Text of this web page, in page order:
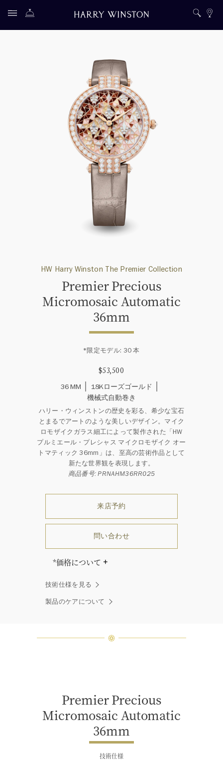
HW Harry Winston The Premier Collection
Premier Precious
Micromosaic Automatic
36mm
*限定モデル: 30 本
$53,500
36 MM
18Kローズゴールド
機械式自動巻き
ハリー・ウィンストンの歴史を彩る、希少な宝石
とまるでアートのような美しいデザイン。マイク
ロモザイクガラス細工によって製作された「HW
プルミエール・プレシャス マイクロモザイク オー
トマティック 36mm」は、至高の芸術作品として
新たな世界観を表現します。
商品番号: PRNAHM36RR025
来店予約
問い合わせ
*価格について
ありません」創始者ハリー・ウィン
ストンはそう語りました。ハリー・
ウィンストンによって厳選された最
の個性を有する天然の素材であるた
技術仕様を見る
製品のケアについて
Premier Precious
Micromosaic Automatic
36mm
技術仕様